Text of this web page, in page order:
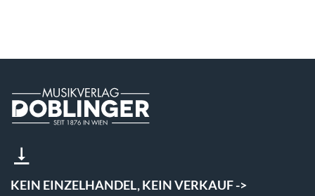
KEIN EINZELHANDEL, KEIN VERKAUF ->